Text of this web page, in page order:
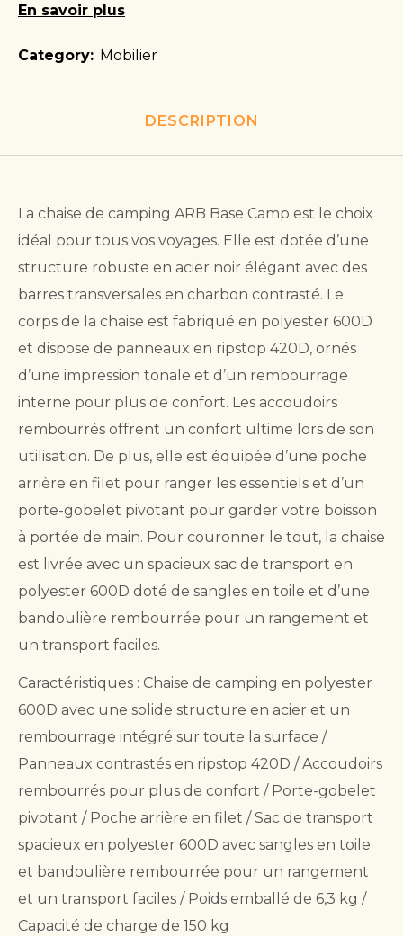
En savoir plus
Category: Mobilier
DESCRIPTION
La chaise de camping ARB Base Camp est le choix
idéal pour tous vos voyages. Elle est dotée d’une
structure robuste en acier noir élégant avec des
barres transversales en charbon contrasté. Le
corps de la chaise est fabriqué en polyester 600D
et dispose de panneaux en ripstop 420D, ornés
d’une impression tonale et d’un rembourrage
interne pour plus de confort. Les accoudoirs
rembourrés offrent un confort ultime lors de son
utilisation. De plus, elle est équipée d’une poche
arrière en filet pour ranger les essentiels et d’un
porte-gobelet pivotant pour garder votre boisson
à portée de main. Pour couronner le tout, la chaise
est livrée avec un spacieux sac de transport en
polyester 600D doté de sangles en toile et d’une
bandoulière rembourrée pour un rangement et
un transport faciles.
Caractéristiques : Chaise de camping en polyester
600D avec une solide structure en acier et un
rembourrage intégré sur toute la surface /
Panneaux contrastés en ripstop 420D / Accoudoirs
rembourrés pour plus de confort / Porte-gobelet
pivotant / Poche arrière en filet / Sac de transport
spacieux en polyester 600D avec sangles en toile
et bandoulière rembourrée pour un rangement
et un transport faciles / Poids emballé de 6,3 kg /
Capacité de charge de 150 kg